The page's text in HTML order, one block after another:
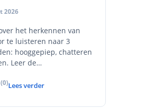
2026
het herkennen van
te luisteren naar 3
hooggepiep, chatteren
Leer de
je frezen moet
assortiment bij DHZ-
Lees verder